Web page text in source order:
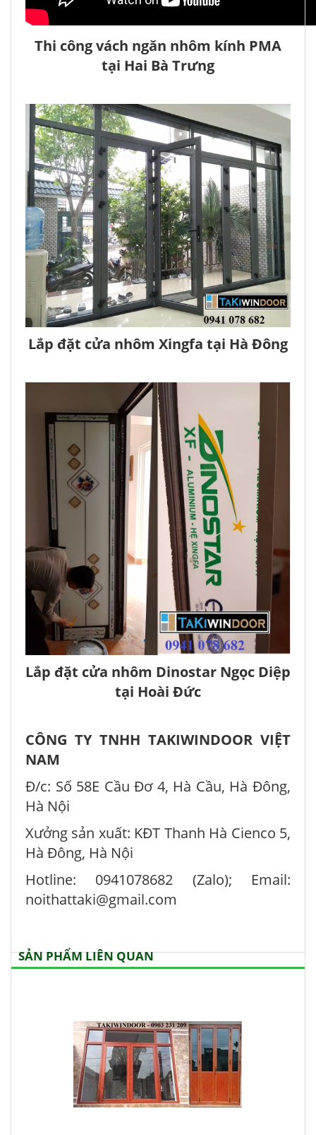
Thi công vách ngăn nhôm kính PMA
tại Hai Bà Trưng
Lắp đặt cửa nhôm Xingfa tại Hà Đông
Lắp đặt cửa nhôm Dinostar Ngọc Diệp
tại Hoài Đức
CÔNG TY TNHH TAKIWINDOOR VIỆT
NAM
Đ/c: Số 58E Cầu Đơ 4, Hà Cầu, Hà Đông,
Hà Nội
Xưởng sản xuất: KĐT Thanh Hà Cienco 5,
Hà Đông, Hà Nội
Hotline: 0941078682 (Zalo); Email:
noithattaki@gmail.com
SẢN PHẨM LIÊN QUAN